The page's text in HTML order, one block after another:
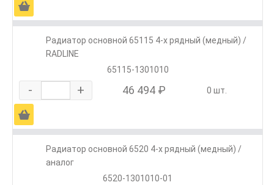
Ä
Радиатор основной 65115 4-х рядный (медный) /
RADLINE
65115-1301010
- + 46 494 ₽ 0 шт.
Ä
Радиатор основной 6520 4-х рядный (медный) /
аналог
6520-1301010-01